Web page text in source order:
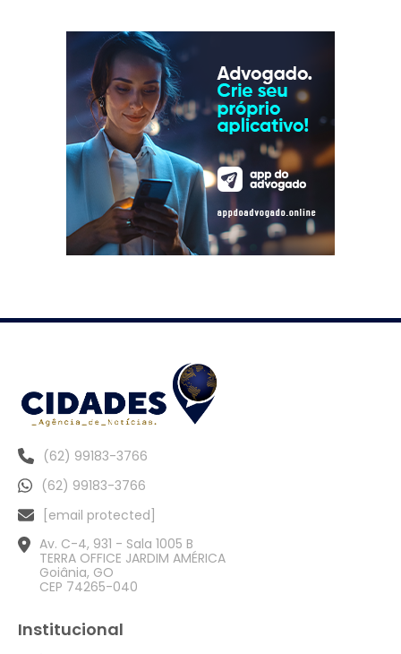
(62) 99183-3766
(62) 99183-3766
[email protected]
Av. C-4, 931 - Sala 1005 B
TERRA OFFICE JARDIM AMÉRICA
Goiânia, GO
CEP 74265-040
Institucional